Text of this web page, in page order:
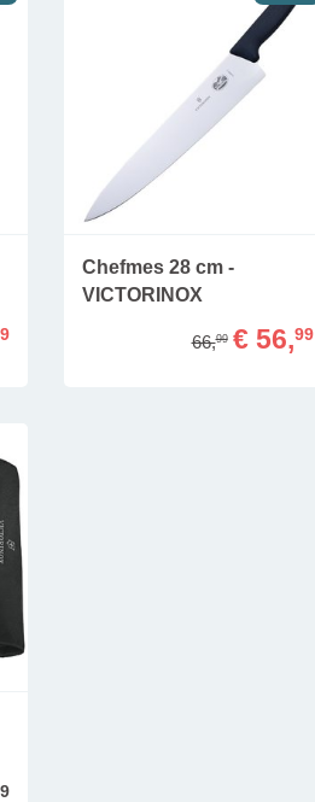
Chefmes 28 cm -
VICTORINOX
66,99 € 56,99